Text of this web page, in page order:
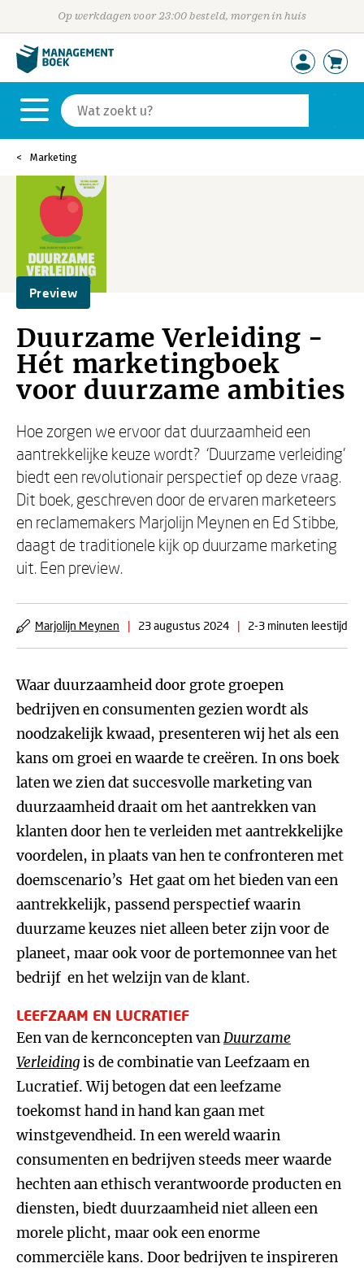
Op werkdagen voor 23:00 besteld, morgen in huis
Marketing
Preview
Duurzame Verleiding -
Hét marketingboek
voor duurzame ambities
Hoe zorgen we ervoor dat duurzaamheid een
aantrekkelijke keuze wordt? ‘Duurzame verleiding’
biedt een revolutionair perspectief op deze vraag.
Dit boek, geschreven door de ervaren marketeers
en reclamemakers Marjolijn Meynen en Ed Stibbe,
daagt de traditionele kijk op duurzame marketing
uit. Een preview.
Marjolijn Meynen | 23 augustus 2024 | 2-3 minuten leestijd
Waar duurzaamheid door grote groepen
bedrijven en consumenten gezien wordt als
noodzakelijk kwaad, presenteren wij het als een
kans om groei en waarde te creëren. In ons boek
laten we zien dat succesvolle marketing van
duurzaamheid draait om het aantrekken van
klanten door hen te verleiden met aantrekkelijke
voordelen, in plaats van hen te confronteren met
doemscenario’s Het gaat om het bieden van een
aantrekkelijk, passend perspectief waarin
duurzame keuzes niet alleen beter zijn voor de
planeet, maar ook voor de portemonnee van het
bedrijf en het welzijn van de klant.
LEEFZAAM EN LUCRATIEF
Een van de kernconcepten vanDuurzame
Verleidingis de combinatie van Leefzaam en
Lucratief. Wij betogen dat een leefzame
toekomst hand in hand kan gaan met
winstgevendheid. In een wereld waarin
consumenten en bedrijven steeds meer waarde
hechten aan ethisch verantwoorde producten en
diensten, biedt duurzaamheid niet alleen een
morele plicht, maar ook een enorme
commerciële kans. Door bedrijven te inspireren